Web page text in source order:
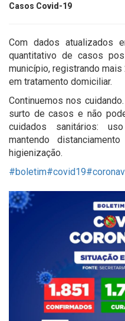
Casos Covid-19
Com dados atualizados
quantitativo de casos
município, registrando
em tratamento domiciliar.
Continuemos nos
surto de casos e não
cuidados sanitários:
mantendo
higienização.
#boletim#covid19